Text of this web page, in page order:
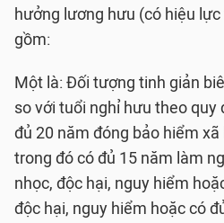
hưởng lương hưu (có hiệu
gồm:
Một là: Đối tượng tinh giản
so với tuổi nghỉ hưu theo quy
đủ 20 năm đóng bảo hiểm
trong đó có đủ 15 năm làm
nhọc, độc hại, nguy hiểm
độc hại, nguy hiểm hoặc có